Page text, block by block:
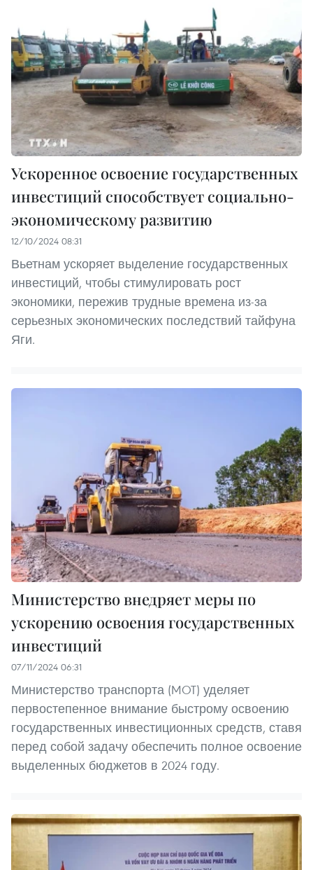
Ускоренное освоение государственных
инвестиций способствует социально-
экономическому развитию
12/10/2024 08:31
Вьетнам ускоряет выделение государственных
инвестиций, чтобы стимулировать рост
экономики, пережив трудные времена из-за
серьезных экономических последствий тайфуна
Яги.
Министерство внедряет меры по
ускорению освоения государственных
инвестиций
07/11/2024 06:31
Министерство транспорта (MOT) уделяет
первостепенное внимание быстрому освоению
государственных инвестиционных средств, ставя
перед собой задачу обеспечить полное освоение
выделенных бюджетов в 2024 году.